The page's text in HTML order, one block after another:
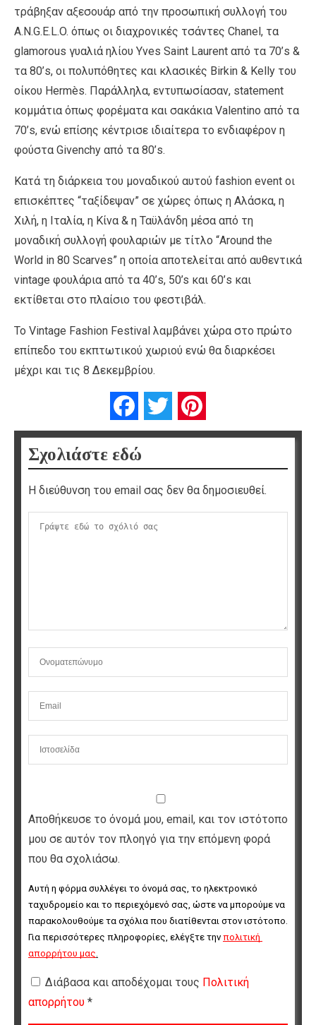
τράβηξαν αξεσουάρ από την προσωπική συλλογή του
A.N.G.E.L.O. όπως οι διαχρονικές τσάντες Chanel, τα
glamorous γυαλιά ηλίου Yves Saint Laurent από τα 70’s &
τα 80’s, οι πολυπόθητες και κλασικές Birkin & Kelly του
οίκου Hermès. Παράλληλα, εντυπωσίασαν, statement
κομμάτια όπως φορέματα και σακάκια Valentino από τα
70’s, ενώ επίσης κέντρισε ιδιαίτερα το ενδιαφέρον η
φούστα Givenchy από τα 80’s.
Κατά τη διάρκεια του μοναδικού αυτού fashion event οι
επισκέπτες “ταξίδεψαν” σε χώρες όπως η Αλάσκα, η
Χιλή, η Ιταλία, η Κίνα & η Ταϋλάνδη μέσα από τη
μοναδική συλλογή φουλαριών με τίτλο “Around the
World in 80 Scarves” η οποία αποτελείται από αυθεντικά
vintage φουλάρια από τα 40’s, 50’s και 60’s και
εκτίθεται στο πλαίσιο του φεστιβάλ.
To Vintage Fashion Festival λαμβάνει χώρα στο πρώτο
επίπεδο του εκπτωτικού χωριού ενώ θα διαρκέσει
μέχρι και τις 8 Δεκεμβρίου.
FacebookTwitter
Σχολιάστε εδώ
Η διεύθυνση του email σας δεν θα δημοσιευθεί.
Αποθήκευσε το όνομά μου, email, και τον ιστότοπο
μου σε αυτόν τον πλοηγό για την επόμενη φορά
που θα σχολιάσω.
Αυτή η φόρμα συλλέγει το όνομά σας, το ηλεκτρονικό
ταχυδρομείο και το περιεχόμενό σας, ώστε να μπορούμε να
παρακολουθούμε τα σχόλια που διατίθενται στον ιστότοπο.
Για περισσότερες πληροφορίες, ελέγξτε την πολιτική
απορρήτου μας.
Διάβασα και αποδέχομαι τους Πολιτική
απορρήτου *